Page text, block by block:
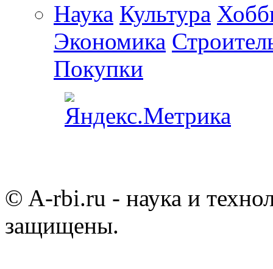
Наука Культура
Экономика
Покупки
© A-rbi.ru - наука и
защищены.